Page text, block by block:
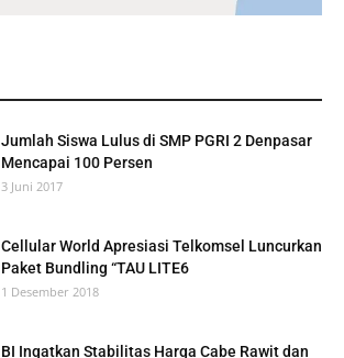
Jumlah Siswa Lulus di SMP PGRI 2 Denpasar
Mencapai 100 Persen
3 Juni 2017
Cellular World Apresiasi Telkomsel Luncurkan
Paket Bundling “TAU LITE6
1 Desember 2018
BI Ingatkan Stabilitas Harga Cabe Rawit dan